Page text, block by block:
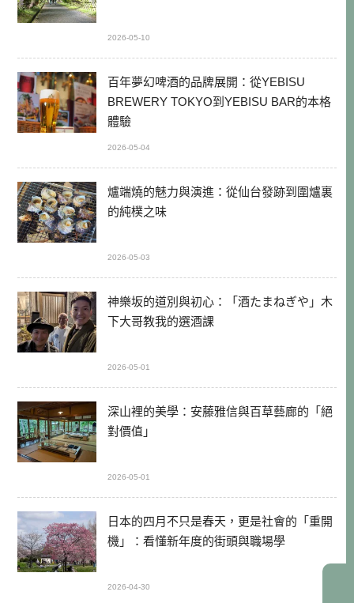
2026-05-10
百年夢幻啤酒的品牌展開：從YEBISU
BREWERY TOKYO到YEBISU BAR的本格
體驗
2026-05-04
爐端燒的魅力與演進：從仙台發跡到圍爐裏
的純樸之味
2026-05-03
神樂坂的道別與初心：「酒たまねぎや」木
下大哥教我的選酒課
2026-05-01
深山裡的美學：安藤雅信與百草藝廊的「絕
對價值」
2026-05-01
日本的四月不只是春天，更是社會的「重開
機」：看懂新年度的街頭與職場學
2026-04-30